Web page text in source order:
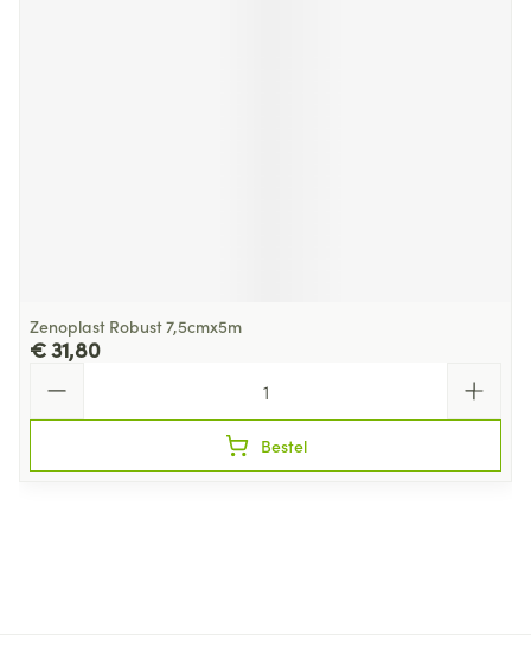
Zenoplast Robust 7,5cmx5m
€ 31,80
Bestel